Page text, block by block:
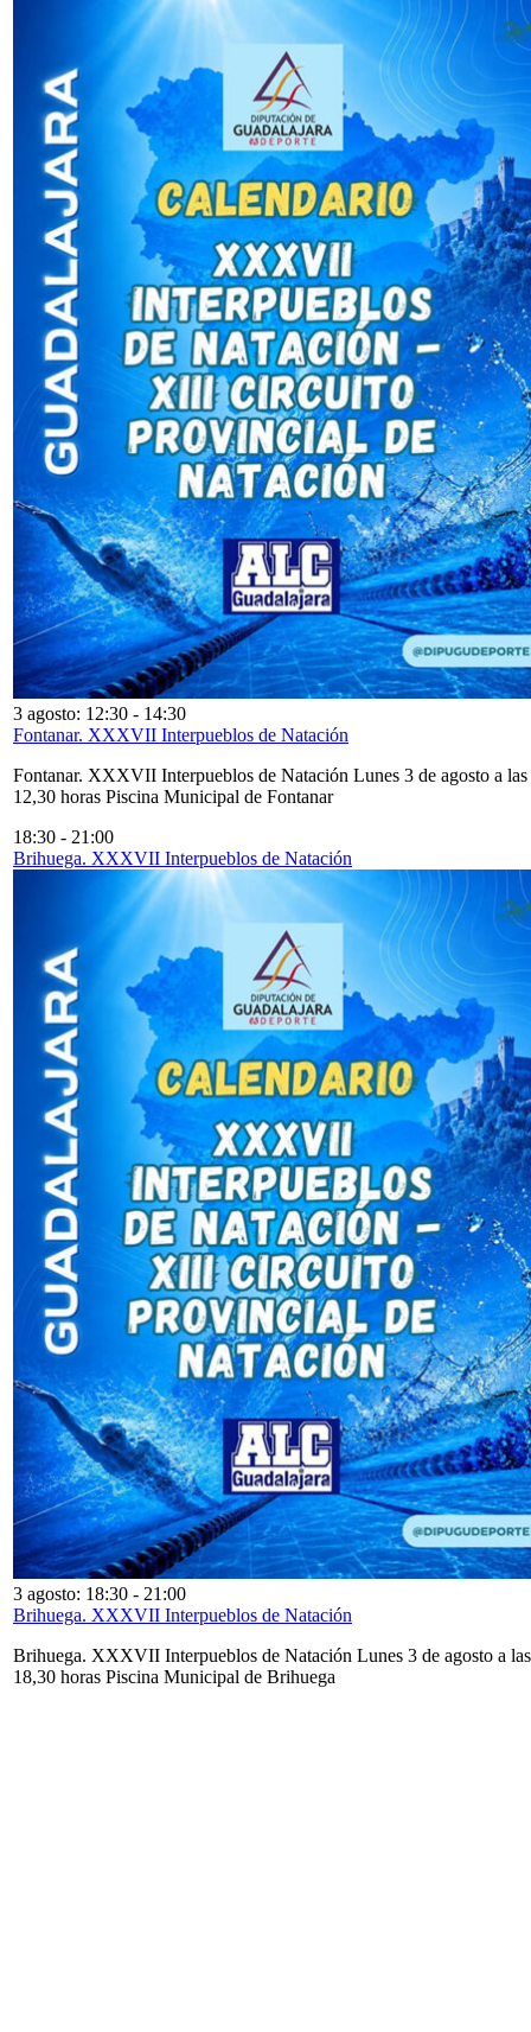
3 agosto: 12:30 - 14:30
Fontanar. XXXVII Interpueblos de Natación
Fontanar. XXXVII Interpueblos de Natación Lunes 3 de agosto a las
12,30 horas Piscina Municipal de Fontanar
18:30 - 21:00
Brihuega. XXXVII Interpueblos de Natación
3 agosto: 18:30 - 21:00
Brihuega. XXXVII Interpueblos de Natación
Brihuega. XXXVII Interpueblos de Natación Lunes 3 de agosto a las
18,30 horas Piscina Municipal de Brihuega